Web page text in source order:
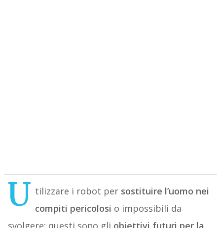
U tilizzare i robot persostituire l’uomo nei
compiti pericolosi o impossibili da